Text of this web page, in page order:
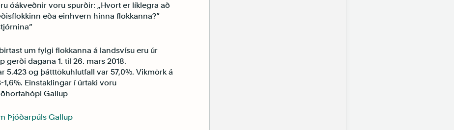
óákveðnir voru spurðir: „Hvort er líklegra að
eða einhvern hinna flokkanna?”
um fylgi flokkanna á landsvísu eru úr
gerði dagana 1. til 26. mars 2018.
5.423 og þátttökuhlutfall var 57,0%. Vikmörk á
Einstaklingar í úrtaki voru
Gallup
Þjóðarpúls Gallup